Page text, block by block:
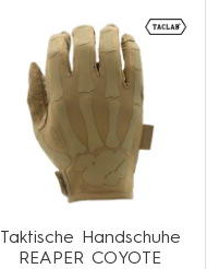
Taktische Handschuhe
REAPER COYOTE